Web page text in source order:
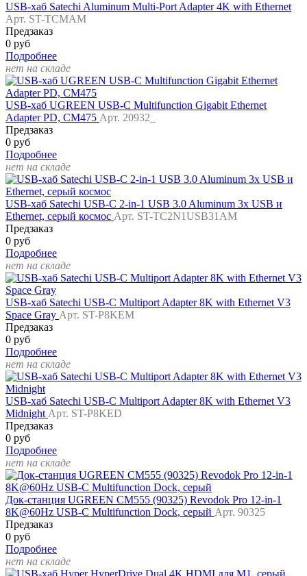
USB-хаб Satechi Aluminum Multi-Port Adapter 4K with Ethernet
Арт. ST-TCMAM
Предзаказ
0 руб
Подробнее
нет на складе
USB-хаб UGREEN USB-C Multifunction Gigabit Ethernet
Adapter PD, CM475 Арт. 20932_
Предзаказ
0 руб
Подробнее
нет на складе
USB-хаб Satechi USB-C 2-in-1 USB 3.0 Aluminum 3x USB и
Ethernet, серый космос Арт. ST-TC2N1USB31AM
Предзаказ
0 руб
Подробнее
нет на складе
USB-хаб Satechi USB-C Multiport Adapter 8K with Ethernet V3
Space Gray Арт. ST-P8KEM
Предзаказ
0 руб
Подробнее
нет на складе
USB-хаб Satechi USB-C Multiport Adapter 8K with Ethernet V3
MidnightАрт. ST-P8KED
Предзаказ
0 руб
Подробнее
нет на складе
Док-станция UGREEN CM555 (90325) Revodok Pro 12-in-1
8K@60Hz USB-C Multifunction Dock, серый Арт. 90325
Предзаказ
0 руб
Подробнее
нет на складе